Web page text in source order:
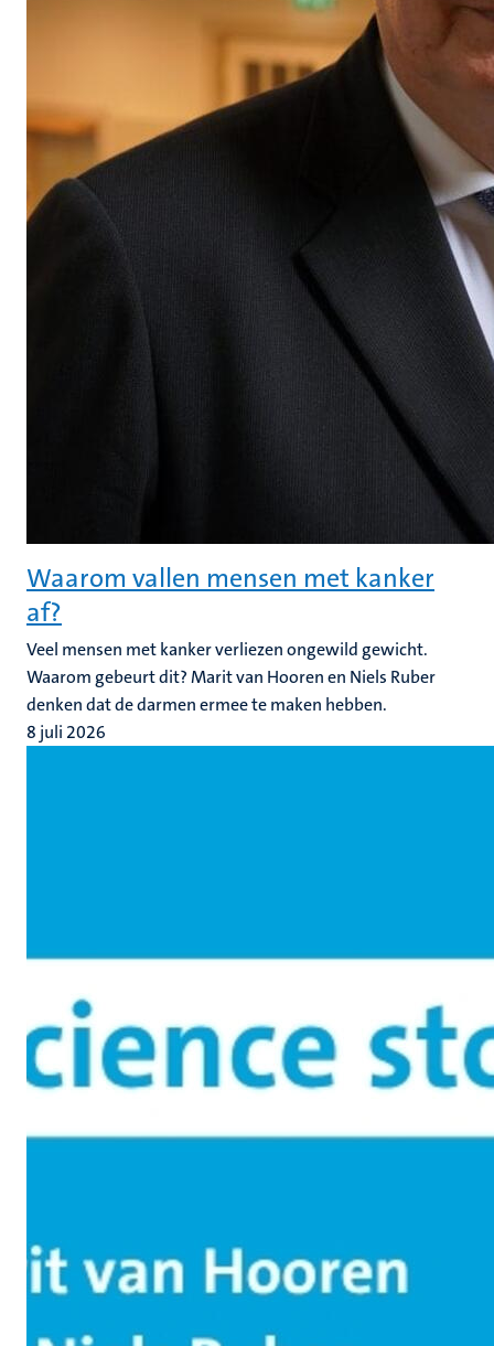
Waarom vallen mensen met kanker
af?
Veel mensen met kanker verliezen ongewild gewicht.
Waarom gebeurt dit? Marit van Hooren en Niels Ruber
denken dat de darmen ermee te maken hebben.
8 juli 2026